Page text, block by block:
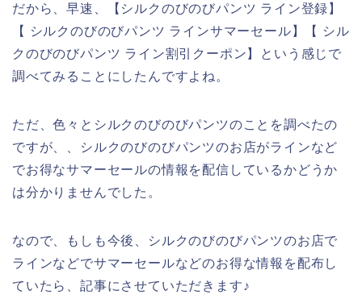
だから、早速、【シルクのびのびパンツ ライン登録】
【 シルクのびのびパンツ ラインサマーセール】【 シル
クのびのびパンツ ライン割引クーポン】という感じで
調べてみることにしたんですよね。
ただ、色々とシルクのびのびパンツのことを調べたの
ですが、、シルクのびのびパンツのお店がラインなど
でお得なサマーセールの情報を配信しているかどうか
は分かりませんでした。
なので、もしも今後、シルクのびのびパンツのお店で
ラインなどでサマーセールなどのお得な情報を配布し
ていたら、記事にさせていただきます♪